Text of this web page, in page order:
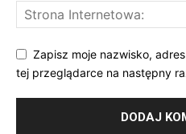
Zapisz moje nazwisko,
tej przeglądarce na następny